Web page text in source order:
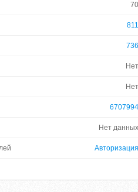
70
811
736
Нет
Нет
6707994
Нет данных
Авторизация